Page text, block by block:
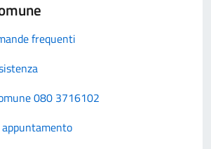
frequenti
080 3716102